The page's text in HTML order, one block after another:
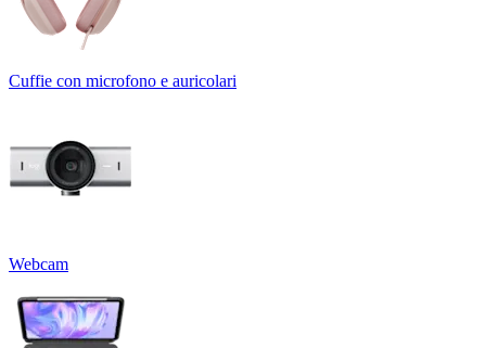
Cuffie con microfono e auricolari
Webcam